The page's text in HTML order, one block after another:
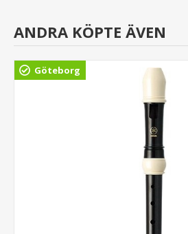
ANDRA KÖPTE ÄVEN
Göteborg